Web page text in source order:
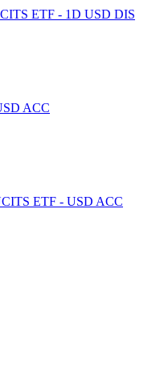
ETF - 1D USD DIS
ACC
ETF - USD ACC